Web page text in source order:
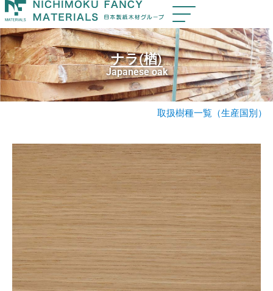
ナラ(楢)
Japanese oak
取扱樹種一覧（生産国別）